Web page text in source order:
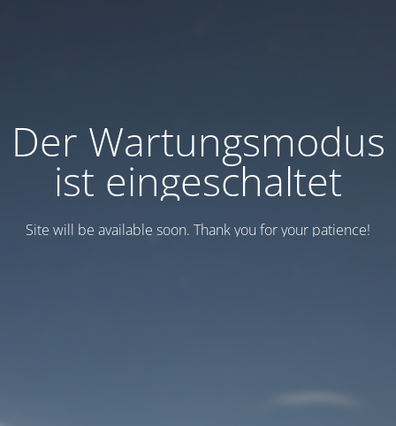
Der Wartungsmodus
ist eingeschaltet
Site will be available soon. Thank you for your patience!